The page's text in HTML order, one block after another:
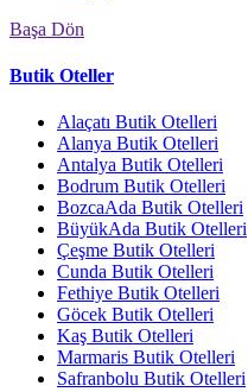
Başa Dön
Butik Oteller
Alaçatı Butik Otelleri
Alanya Butik Otelleri
Antalya Butik Otelleri
Bodrum Butik Otelleri
BozcaAda Butik Otelleri
BüyükAda Butik Otelleri
Çeşme Butik Otelleri
Cunda Butik Otelleri
Fethiye Butik Otelleri
Göcek Butik Otelleri
Kaş Butik Otelleri
Marmaris Butik Otelleri
Safranbolu Butik Otelleri